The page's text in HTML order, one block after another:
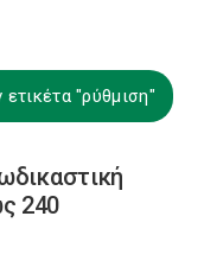
"ρύθμιση"
240